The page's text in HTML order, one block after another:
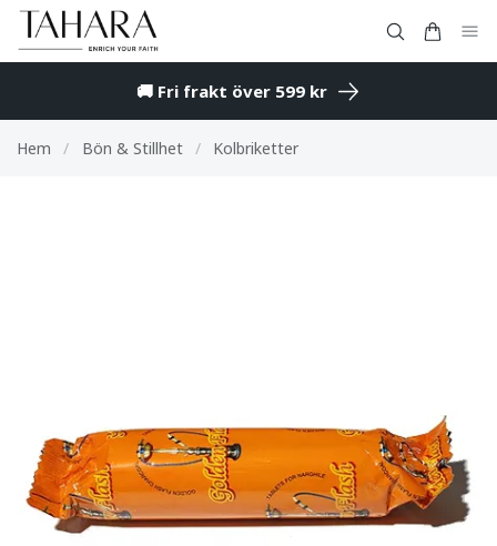
🚚 Fri frakt över 599 kr
Hem / Bön & Stillhet / Kolbriketter